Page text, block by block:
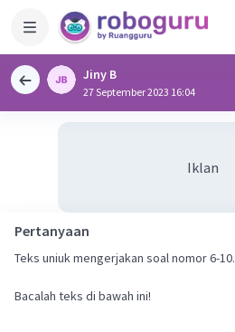
Jiny B
27 September 2023 16:04
Iklan
Pertanyaan
Teks uniuk mengerjakan soal nomor 6-10.
Bacalah teks di bawah ini!